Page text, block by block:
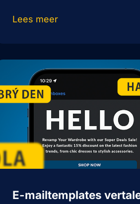
Lees meer
E-mailtemplates